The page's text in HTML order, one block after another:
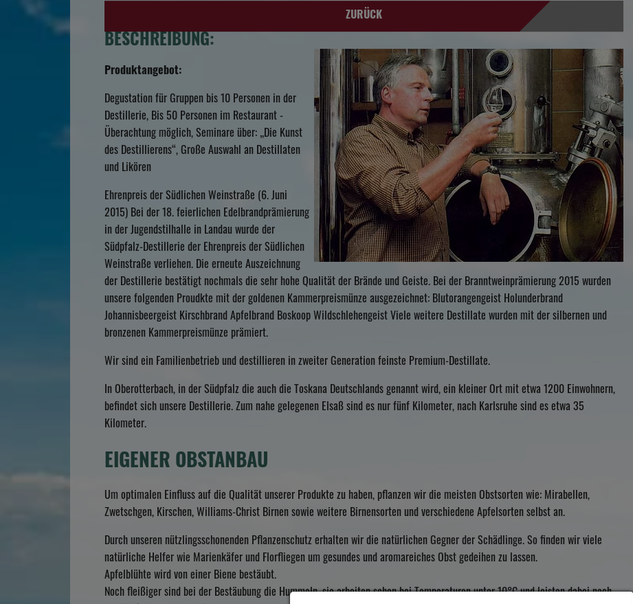
ZURÜCK
BESCHREIBUNG:
Produktangebot:
Degustation für Gruppen bis 10 Personen in der
Destillerie, Bis 50 Personen im Restaurant -
Überachtung möglich, Seminare über: „Die Kunst
des Destillierens“, Große Auswahl an Destillaten
und Likören
Ehrenpreis der Südlichen Weinstraße (6. Juni
2015) Bei der 18. feierlichen Edelbrandprämierung
in der Jugendstilhalle in Landau wurde der
Südpfalz-Destillerie der Ehrenpreis der Südlichen
Weinstraße verliehen. Die erneute Auszeichnung
der Destillerie bestätigt nochmals die sehr hohe Qualität der Brände und Geiste. Bei der Branntweinprämierung 2015 wurden
unsere folgenden Proudkte mit der goldenen Kammerpreismünze ausgezeichnet: Blutorangengeist Holunderbrand
Johannisbeergeist Kirschbrand Apfelbrand Boskoop Wildschlehengeist Viele weitere Destillate wurden mit der silbernen und
bronzenen Kammerpreismünze prämiert.
Wir sind ein Familienbetrieb und destillieren in zweiter Generation feinste Premium-Destillate.
In Oberotterbach, in der Südpfalz die auch die Toskana Deutschlands genannt wird, ein kleiner Ort mit etwa 1200 Einwohnern,
befindet sich unsere Destillerie. Zum nahe gelegenen Elsaß sind es nur fünf Kilometer, nach Karlsruhe sind es etwa 35
Kilometer.
EIGENER OBSTANBAU
Um optimalen Einfluss auf die Qualität unserer Produkte zu haben, pflanzen wir die meisten Obstsorten wie: Mirabellen,
Zwetschgen, Kirschen, Williams-Christ Birnen sowie weitere Birnensorten und verschiedene Apfelsorten selbst an.
Durch unseren nützlingsschonenden Pflanzenschutz erhalten wir die natürlichen Gegner der Schädlinge. So finden wir viele
natürliche Helfer wie Marienkäfer und Florfliegen um gesundes und aromareiches Obst gedeihen zu lassen.
Apfelblühte wird von einer Biene bestäubt.
Noch fleißiger sind bei der Bestäubung die Hummeln, sie arbeiten schon bei Temperaturen unter 10°C und leisten dabei noch